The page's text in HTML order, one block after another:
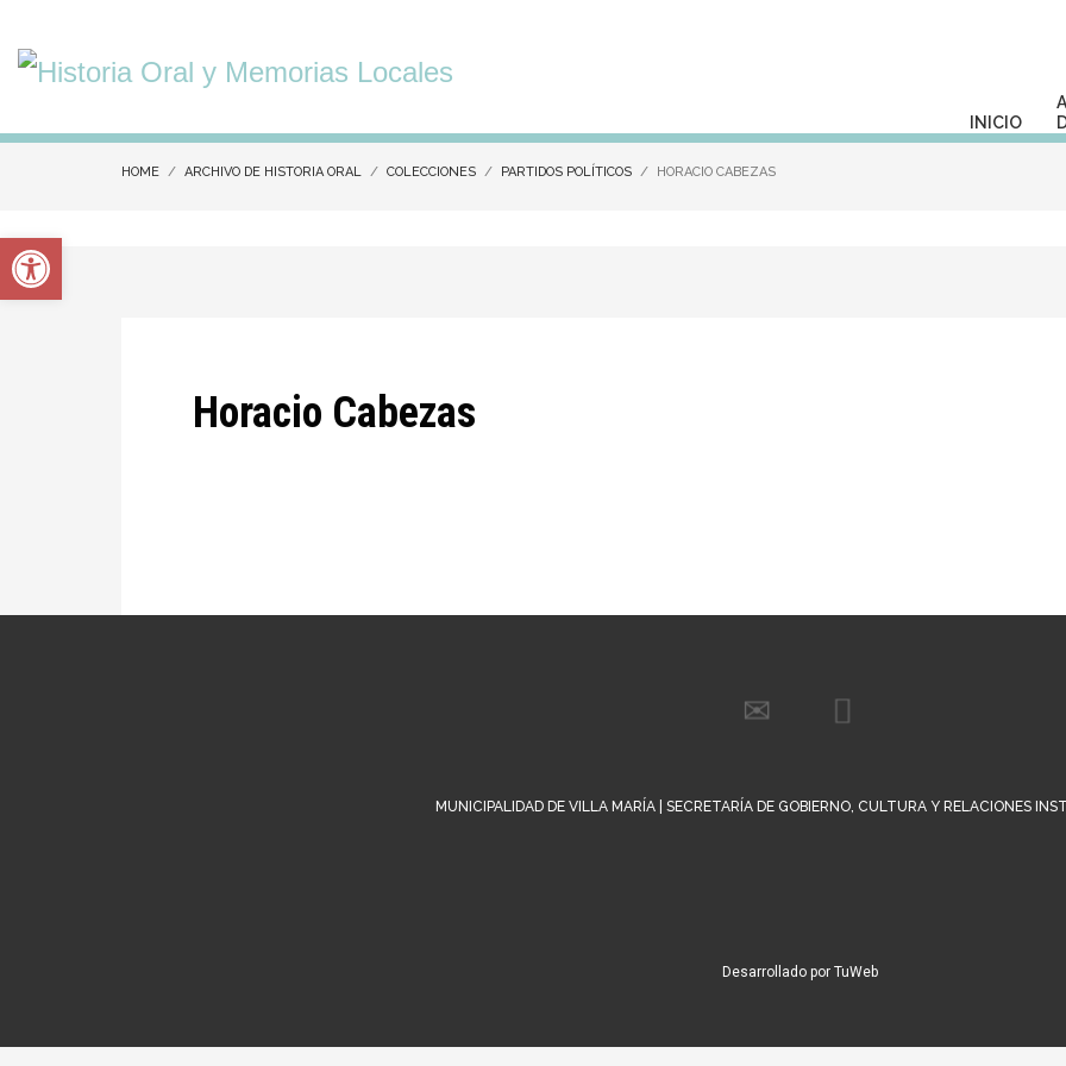
INICIO
HOME ARCHIVO DE HISTORIA ORAL COLECCIONES PARTIDOS POLÍTICOS HORACIO CABEZAS
Horacio Cabezas
MUNICIPALIDAD DE VILLA MARÍA | SECRETARÍA DE GOBIERNO, CULTURA Y RELACIONES
Desarrollado por TuWeb
Abrir barra de herramientas